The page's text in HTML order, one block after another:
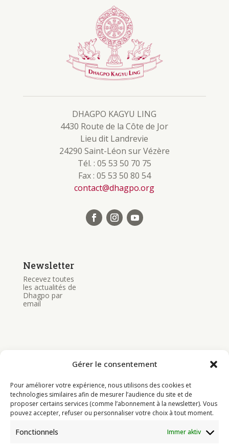
Gérer le consentement
Pour améliorer votre expérience, nous utilisons des cookies et
technologies similaires afin de mesurer l’audience du site et de
proposer certains services (comme l’abonnement à la newsletter). Vous
pouvez accepter, refuser ou personnaliser votre choix à tout moment.
Fonctionnels Immer aktiv
DHAGPO KAGYU LING
4430 Route de la Côte de Jor
Lieu dit Landrevie
24290 Saint-Léon sur Vézère
Tél. : 05 53 50 70 75
Fax : 05 53 50 80 54
contact@dhagpo.org
Newsletter
Recevez toutes
les actualités de
Dhagpo par
email
Programme
Actualités
Ressources